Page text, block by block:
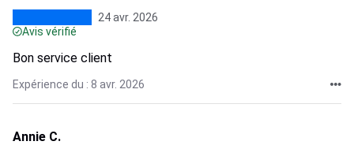
24 avr. 2026
Avis vérifié
Bon service client
Expérience du : 8 avr. 2026
Annie C.